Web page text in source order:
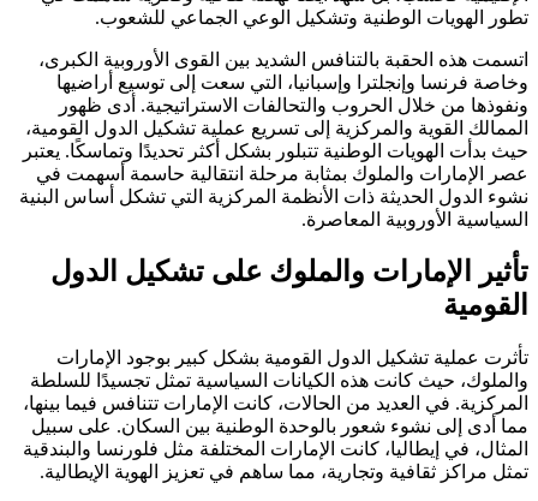
تطور الهويات الوطنية وتشكيل الوعي الجماعي للشعوب.
اتسمت هذه الحقبة بالتنافس الشديد بين القوى الأوروبية الكبرى،
وخاصة فرنسا وإنجلترا وإسبانيا، التي سعت إلى توسيع أراضيها
ونفوذها من خلال الحروب والتحالفات الاستراتيجية. أدى ظهور
الممالك القوية والمركزية إلى تسريع عملية تشكيل الدول القومية،
حيث بدأت الهويات الوطنية تتبلور بشكل أكثر تحديدًا وتماسكًا. يعتبر
عصر الإمارات والملوك بمثابة مرحلة انتقالية حاسمة أسهمت في
نشوء الدول الحديثة ذات الأنظمة المركزية التي تشكل أساس البنية
السياسية الأوروبية المعاصرة.
تأثير الإمارات والملوك على تشكيل الدول
القومية
تأثرت عملية تشكيل الدول القومية بشكل كبير بوجود الإمارات
والملوك، حيث كانت هذه الكيانات السياسية تمثل تجسيدًا للسلطة
المركزية. في العديد من الحالات، كانت الإمارات تتنافس فيما بينها،
مما أدى إلى نشوء شعور بالوحدة الوطنية بين السكان. على سبيل
المثال، في إيطاليا، كانت الإمارات المختلفة مثل فلورنسا والبندقية
تمثل مراكز ثقافية وتجارية، مما ساهم في تعزيز الهوية الإيطالية.